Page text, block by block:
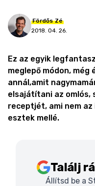
Fördős Zé
2018. 04. 26.
Ez az egyik
meglepő módon,
annál,amit
elsajátítani az omlós,
receptjét, ami nem
esztek mellé.
Találj
Állítsd be a